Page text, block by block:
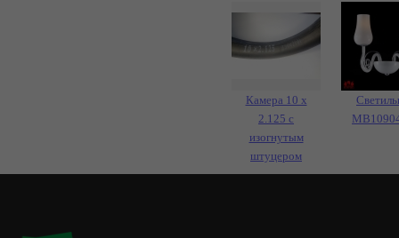
Камера 10 х
2.125 с
изогнутым
штуцером